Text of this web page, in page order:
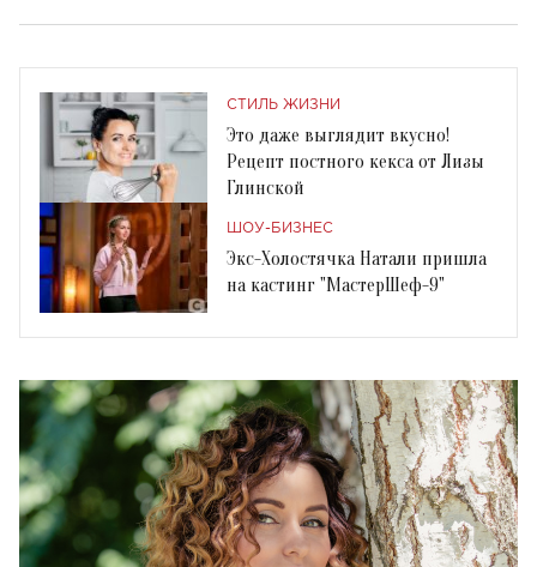
СТИЛЬ ЖИЗНИ
Это даже выглядит вкусно!
Рецепт постного кекса от Лизы
Глинской
ШОУ-БИЗНЕС
Экс-Холостячка Натали пришла
на кастинг "МастерШеф-9"